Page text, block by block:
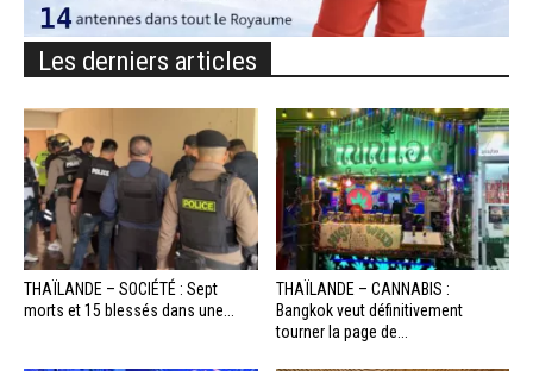
Les derniers articles
THAÏLANDE – SOCIÉTÉ : Sept
morts et 15 blessés dans une...
THAÏLANDE – CANNABIS :
Bangkok veut définitivement
tourner la page de...